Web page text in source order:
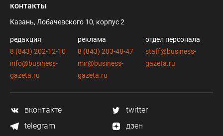
контакты
Казань, Лобачевского 10, корпус 2
редакция
8 (843) 202-12-10
info@business-
gazeta.ru
реклама
8 (843) 203-48-47
mir@business-
gazeta.ru
отдел персонала
staff@business-
gazeta.ru
вконтакте
twitter
telegram
дзен